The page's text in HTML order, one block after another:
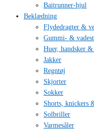
Baitrunner-hjul
Beklædning
Flydedragter &
Gummi- &
Huer, handsker &
Jakker
Regntøj
Skjorter
Sokker
Shorts, knickers
Solbriller
Varmesåler